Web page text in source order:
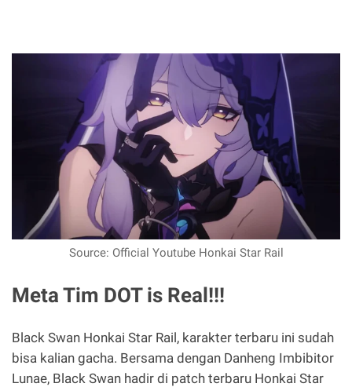
Source: Official Youtube Honkai Star Rail
Meta Tim DOT is Real!!!
Black Swan Honkai Star Rail, karakter terbaru ini sudah
bisa kalian gacha. Bersama dengan Danheng Imbibitor
Lunae, Black Swan hadir di patch terbaru Honkai Star